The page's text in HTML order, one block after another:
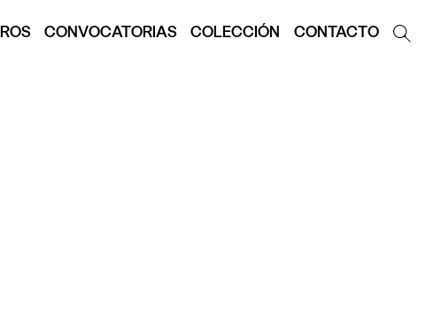
CONVOCATORIAS COLECCIÓN CONTACTO